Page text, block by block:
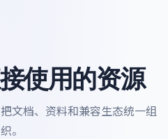
使用的资源
文档、资料和兼容生态统一组
织。